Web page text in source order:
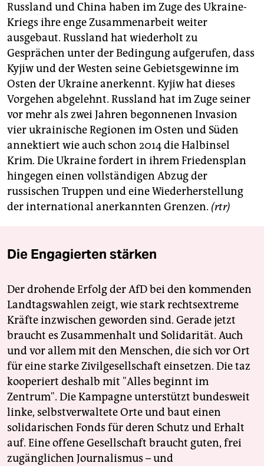
Russland und China haben im Zuge des Ukraine-
Kriegs ihre enge Zusammenarbeit weiter
ausgebaut. Russland hat wiederholt zu
Gesprächen unter der Bedingung aufgerufen, dass
Kyjiw und der Westen seine Gebietsgewinne im
Osten der Ukraine anerkennt. Kyjiw hat dieses
Vorgehen abgelehnt. Russland hat im Zuge seiner
vor mehr als zwei Jahren begonnenen Invasion
vier ukrainische Regionen im Osten und Süden
annektiert wie auch schon 2014 die Halbinsel
Krim. Die Ukraine fordert in ihrem Friedensplan
hingegen einen vollständigen Abzug der
russischen Truppen und eine Wiederherstellung
der international anerkannten Grenzen. (rtr)
Die Engagierten stärken
Der drohende Erfolg der AfD bei den kommenden
Landtagswahlen zeigt, wie stark rechtsextreme
Kräfte inzwischen geworden sind. Gerade jetzt
braucht es Zusammenhalt und Solidarität. Auch
und vor allem mit den Menschen, die sich vor Ort
für eine starke Zivilgesellschaft einsetzen. Die taz
kooperiert deshalb mit "Alles beginnt im
Zentrum". Die Kampagne unterstützt bundesweit
linke, selbstverwaltete Orte und baut einen
solidarischen Fonds für deren Schutz und Erhalt
auf. Eine offene Gesellschaft braucht guten, frei
zugänglichen Journalismus – und